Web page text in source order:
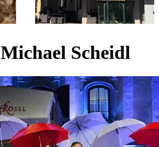
Michael Scheidl